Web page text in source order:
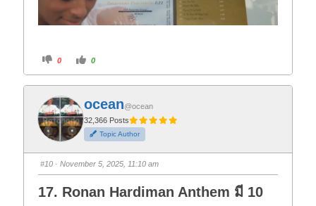
C
i
k
f
o
r
t
h
u
m
d
o
n
0
C
i
k
o
r
t
h
u
m
u
p
0
ocean@ocean
32,366 Posts
Topic Author
#10 · November 5, 2025, 11:10 am
17. Ronan Hardiman Anthem มี 10